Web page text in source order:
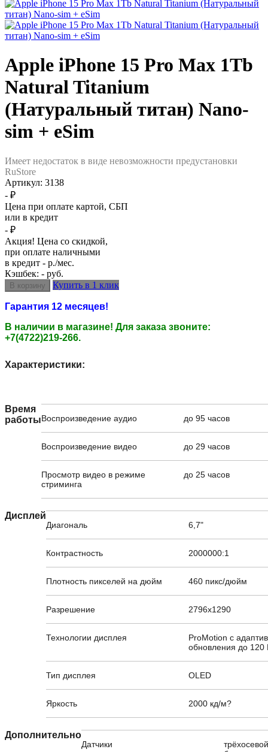
Apple iPhone 15 Pro Max 1Tb
Natural Titanium
(Натуральный титан) Nano-
sim + eSim
Имеет недостаток в виде невозможности предустановки
RuStore
Артикул: 3138
- ₽
Цена при оплате картой, СБП
или в кредит
- ₽
Акция! Цена со скидкой,
при оплате наличными
в кредит - р./мес.
Кэшбек: - руб.
Купить в 1 клик
Гарантия 12 месяцев!
В наличии в магазине! Для заказа звоните:
+7(4722)219-266.
Характеристики:
Время
работыВоспроизведение аудио до 95 часов
Воспроизведение видео до 29 часов
Просмотр видео в режиме
стриминга
до 25 часов
Дисплей
Диагональ 6,7"
Контрастность 2000000:1
Плотность пикселей на дюйм 460 пикс/дюйм
Разрешение 2796x1290
Технологии дисплея
ProMotion с
обновления до 120
Тип дисплея OLED
Яркость 2000 кд/м?
Дополнительно
Датчики